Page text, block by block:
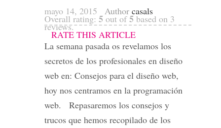
mayo 14, 2015 Author casals
Overall rating: 5 out of5 based on 3
reviews.
RATE THIS ARTICLE
La semana pasada os revelamos los
secretos de los profesionales en diseño
web en: Consejos para el diseño web,
hoy nos centramos en la programación
web. Repasaremos los consejos y
trucos que hemos recopilado de los